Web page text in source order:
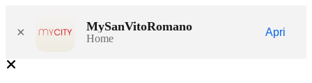
× MySanVitoRomano
Home
Apri